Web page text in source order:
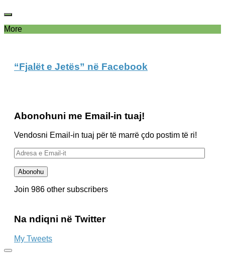
More
“Fjalët e Jetës” në Facebook
Abonohuni me Email-in tuaj!
Vendosni Email-in tuaj për të marrë çdo postim të ri!
Adresa
e
Email-
it
Abonohu
Join 986 other subscribers
Na ndiqni në Twitter
My Tweets